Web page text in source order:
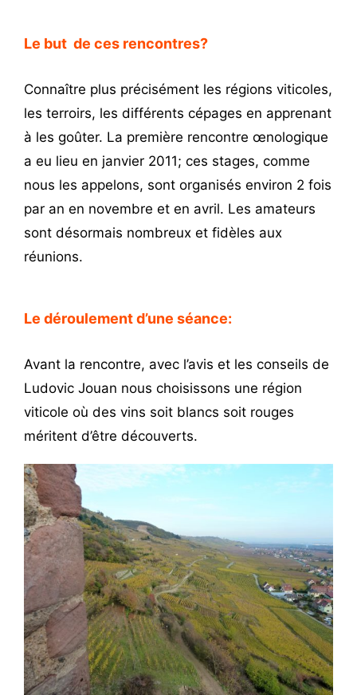
Le but de ces rencontres?
Connaître plus précisément les régions viticoles,
les terroirs, les différents cépages en apprenant
à les goûter. La première rencontre œnologique
a eu lieu en janvier 2011; ces stages, comme
nous les appelons, sont organisés environ 2 fois
par an en novembre et en avril. Les amateurs
sont désormais nombreux et fidèles aux
réunions.
Le déroulement d’une séance:
Avant la rencontre, avec l’avis et les conseils de
Ludovic Jouan nous choisissons une région
viticole où des vins soit blancs soit rouges
méritent d’être découverts.